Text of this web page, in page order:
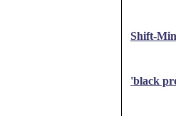
Shift-
'black